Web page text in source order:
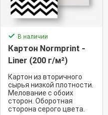
В наличии
Картон Normprint -
Liner (200 г/м²)
Картон из вторичного
сырья низкой плотности.
Мелование с обоих
сторон. Оборотная
сторона серого цвета.